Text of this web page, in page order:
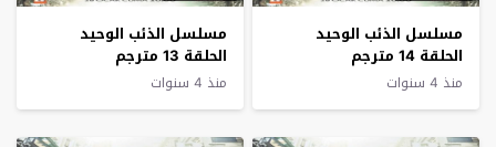
مسلسل الذئب الوحيد
الحلقة 14 مترجم
منذ 4 سنوات
مسلسل الذئب الوحيد
الحلقة 13 مترجم
منذ 4 سنوات